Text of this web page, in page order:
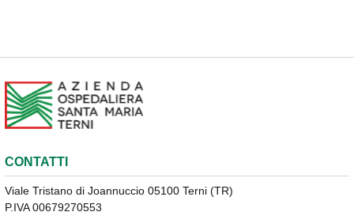
CONTATTI
Viale Tristano di Joannuccio 05100 Terni (TR)
P.IVA 00679270553